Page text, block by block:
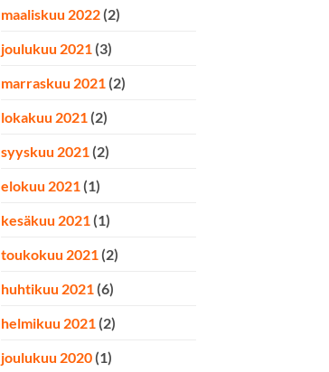
maaliskuu 2022(2)
joulukuu 2021(3)
marraskuu 2021(2)
lokakuu 2021(2)
syyskuu 2021(2)
elokuu 2021(1)
kesäkuu 2021(1)
toukokuu 2021(2)
huhtikuu 2021(6)
helmikuu 2021(2)
joulukuu 2020(1)